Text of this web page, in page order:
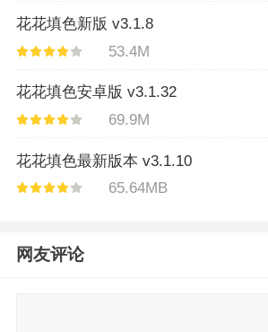
花花填色新版 v3.1.8
53.4M
花花填色安卓版 v3.1.32
69.9M
花花填色最新版本 v3.1.10
65.64MB
网友评论